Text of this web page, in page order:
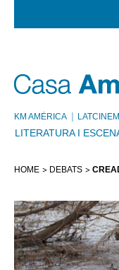
KM AMÈRICA
LITERATURA I
HOME DEBATS